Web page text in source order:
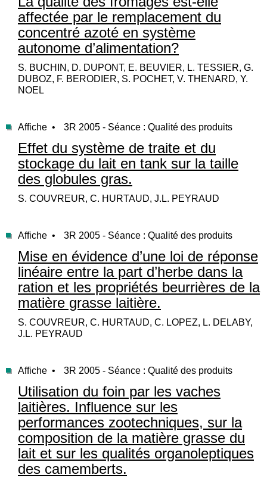
affectée par le remplacement du
concentré azoté en système
autonome d’alimentation?
S. BUCHIN, D. DUPONT, E. BEUVIER, L. TESSIER, G.
DUBOZ, F. BERODIER, S. POCHET, V. THENARD, Y.
NOEL
Affiche • 3R 2005 - Séance : Qualité des produits
Effet du système de traite et du
stockage du lait en tank sur la taille
des globules gras.
S. COUVREUR, C. HURTAUD, J.L. PEYRAUD
Affiche • 3R 2005 - Séance : Qualité des produits
Mise en évidence d’une loi de réponse
linéaire entre la part d’herbe dans la
ration et les propriétés beurrières de la
matière grasse laitière.
S. COUVREUR, C. HURTAUD, C. LOPEZ, L. DELABY,
J.L. PEYRAUD
Affiche • 3R 2005 - Séance : Qualité des produits
Utilisation du foin par les vaches
laitières. Influence sur les
performances zootechniques, sur la
composition de la matière grasse du
lait et sur les qualités organoleptiques
des camemberts.